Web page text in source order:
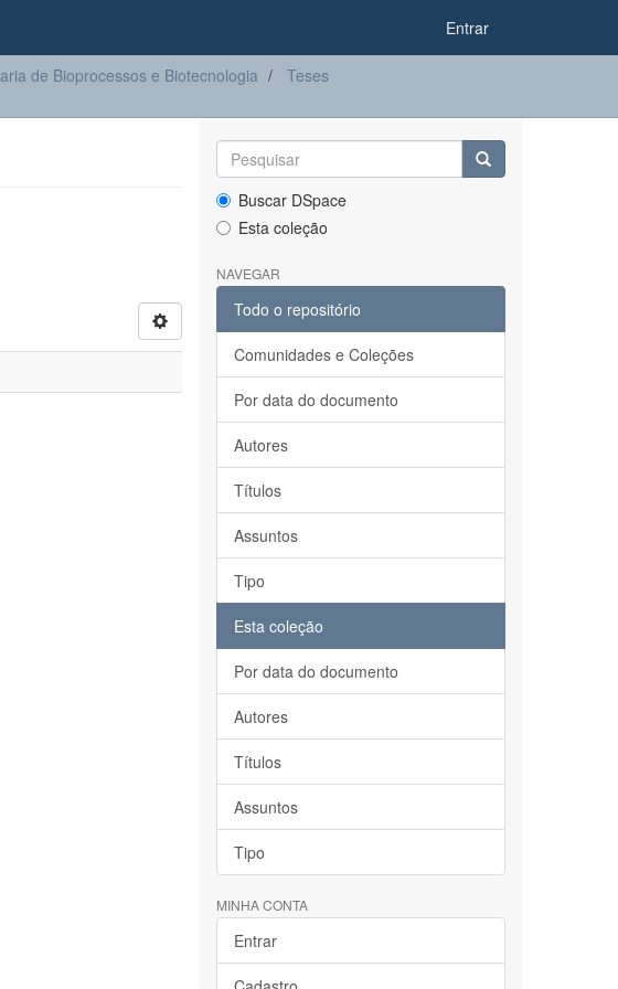
Entrar
de Bioprocessos e Biotecnologia
Teses
Buscar DSpace
Esta coleção
NAVEGAR
Todo o repositório
Comunidades e Coleções
Por data do documento
Autores
Títulos
Assuntos
Tipo
Esta coleção
Por data do documento
Autores
Títulos
Assuntos
Tipo
MINHA CONTA
Entrar